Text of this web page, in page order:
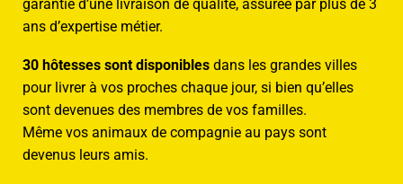
garantie d’une livraison de qualité, assurée par plus de 3
ans d’expertise métier.
30 hôtesses sont disponibles dans les grandes villes
pour livrer à vos proches chaque jour, si bien qu’elles
sont devenues des membres de vos familles.
Même vos animaux de compagnie au pays sont
devenus leurs amis.